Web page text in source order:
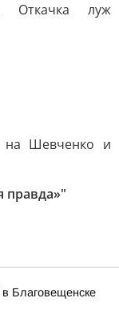
Откачка луж
на Шевченко и
правда»"
Благовещенске